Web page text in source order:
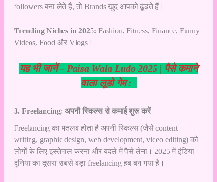
followers बना लेते हैं, तो Brands खुद आपको ढूंढते हैं।
Trending Niches in 2025: Fashion, Fitness, Finance, Funny
Videos, Food और Vlogs।
यह भी जानें – Paisa Wala Ludo 2025 | पैसे कमाने
वाला लूडो गेम :
3. Freelancing: अपनी स्किल्स से कमाई शुरू करें
Freelancing का मतलब होता है अपनी स्किल्स (जैसे content
writing, graphic design, web development, video editing) को
लोगों के लिए इस्तेमाल करना और बदले में पैसे लेना। 2025 में इंडिया
दुनिया का दूसरा सबसे बड़ा freelancing हब बन गया है।